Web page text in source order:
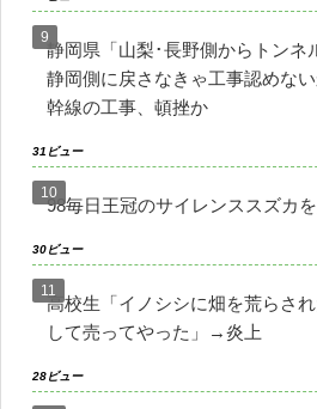
静岡県「山梨･長野側からトンネ
静岡側に戻さなきゃ工事認めな
幹線の工事、頓挫か
31ビュー
98毎日王冠のサイレンススズカ
30ビュー
高校生「イノシシに畑を荒らさ
して売ってやった」→炎上
28ビュー